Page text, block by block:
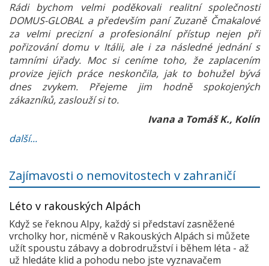
Rádi bychom velmi poděkovali realitní společnosti
DOMUS-GLOBAL a především paní Zuzaně Čmakalové
za velmi precizní a profesionální přístup nejen při
pořizování domu v Itálii, ale i za následné jednání s
tamními úřady. Moc si ceníme toho, že zaplacením
provize jejich práce neskončila, jak to bohužel bývá
dnes zvykem. Přejeme jim hodně spokojených
zákazníků, zaslouží si to.
Ivana a Tomáš K., Kolín
další...
Zajímavosti o nemovitostech v zahraničí
Léto v rakouských Alpách
Když se řeknou Alpy, každý si představí zasněžené
vrcholky hor, nicméně v Rakouských Alpách si můžete
užít spoustu zábavy a dobrodružství i během léta - až
už hledáte klid a pohodu nebo jste vyznavačem